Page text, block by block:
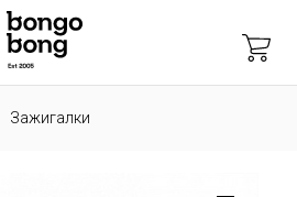
Зажигалки